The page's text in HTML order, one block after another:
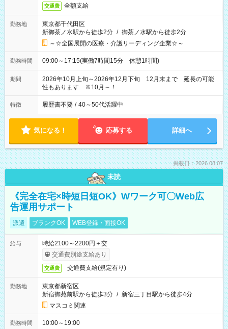
交通費 全額支給
勤務地
東京都千代田区
新御茶ノ水駅から徒歩2分 / 御茶ノ水駅から徒歩2分
～☆全国展開の医療・介護リーディング企業☆～
勤務時間 09:00～17:15(実働7時間15分 休憩1時間)
期間
2026年10月上旬～2026年12月下旬 12月末まで 延長の可能
性もあります ※10月～！
特徴 履歴書不要 / 40～50代活躍中
気になる！ 応募する 詳細へ
掲載日：2026.08.07
未読
《完全在宅×時短日短OK》Wワーク可〇Web広
告運用サポート
派遣 ブランクOK WEB登録・面接OK
給与
時給2100～2200円＋交
交通費別途支給あり
交通費 交通費支給(規定有り)
勤務地
東京都新宿区
新宿御苑前駅から徒歩3分 / 新宿三丁目駅から徒歩4分
マスコミ関連
勤務時間 10:00～19:00